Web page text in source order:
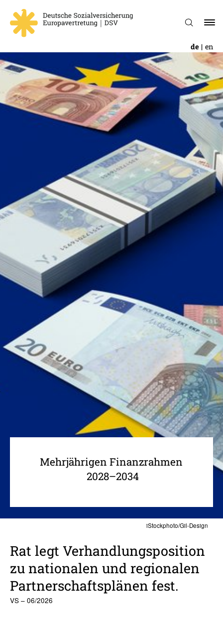
de en
iStockphoto/Gil-Design
Mehrjährigen Finanzrahmen
2028–2034
Rat legt Verhand­lungs­po­si­tion
zu natio­nalen und regio­nalen
Part­ner­schafts­plänen fest.
VS – 06/2026